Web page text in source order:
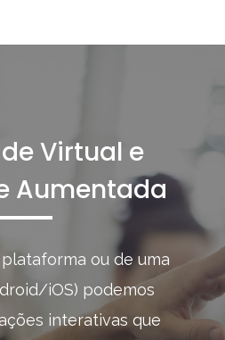
Virtual e
Aumentada
ou de uma
iOS) podemos
interativas que